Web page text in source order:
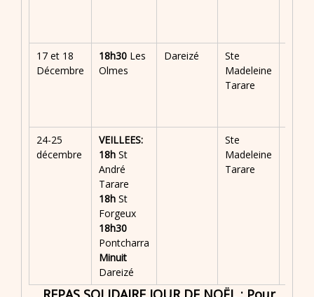
17 et 18
Décembre
18h30 Les
Olmes
Dareizé
Ste
Madeleine
Tarare
24-25
décembre
VEILLEES:
18h St
André
Tarare
18h St
Forgeux
18h30
Pontcharra
Minuit
Dareizé
Ste
Madeleine
Tarare